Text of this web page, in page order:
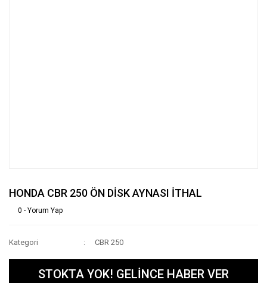
HONDA CBR 250 ÖN DİSK AYNASI İTHAL
0 - Yorum Yap
Kategori CBR 250
STOKTA YOK! GELİNCE HABER VER